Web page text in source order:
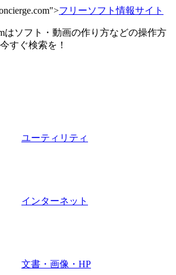
フリーソフト情報サイト
はソフト・動画の作り方などの操作方
すぐ検索を！
ユーティリティ
インターネット
文書・画像・HP